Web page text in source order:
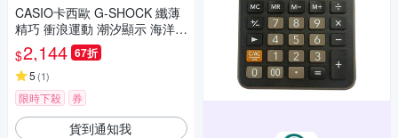
CASIO卡西歐 G-SHOCK 纖薄
精巧 衝浪運動 潮汐顯示 海洋水
藍 GLX-S5600-2_40.5mm
$2,144 67折
5 (1)
限時下殺 券
貨到通知我